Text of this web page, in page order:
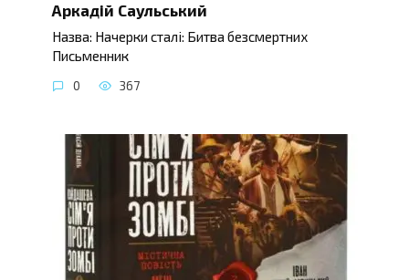
Аркадій Саульський
Назва: Начерки сталі: Битва безсмертних
Письменник
0 367